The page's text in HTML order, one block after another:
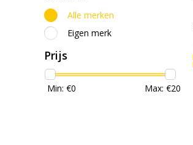
Alle merken
Eigen merk
Prijs
Min: €0 Max: €20